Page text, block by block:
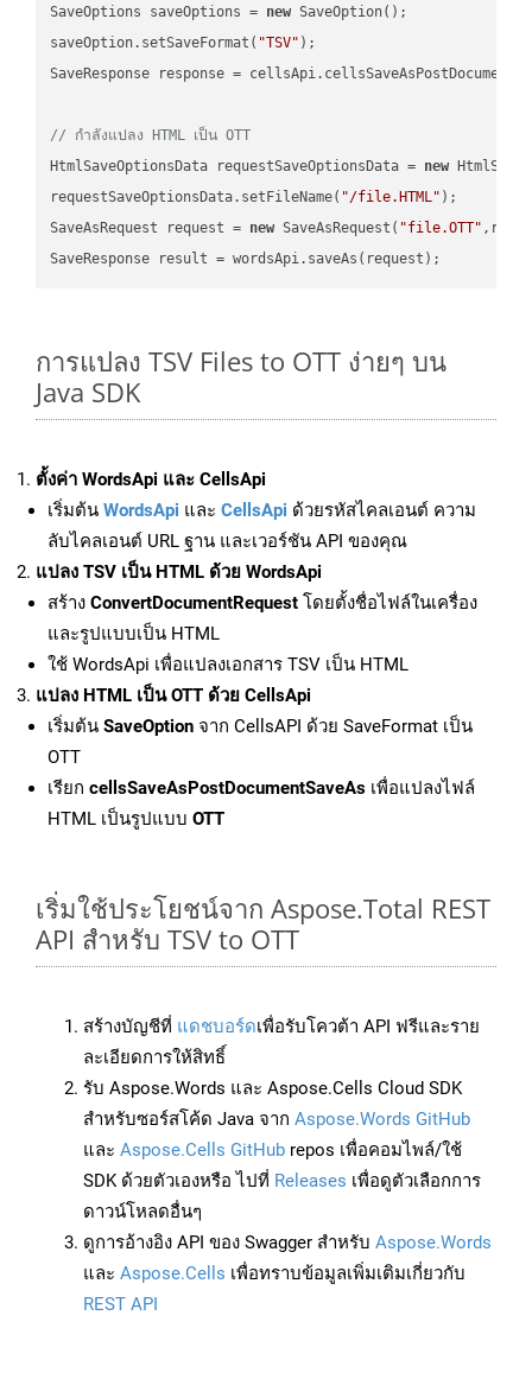
SaveOptions saveOptions = new SaveOption();
saveOption.setSaveFormat( "TSV" );
SaveResponse response =
// กำลังแปลง HTML เป็น OTT
HtmlSaveOptionsData requestSaveOptionsData = new
requestSaveOptionsData.setFileName( "/file.HTML" );
SaveAsRequest request = new SaveAsRequest( "file.OTT"
การแปลง TSV Files to OTT ง่ายๆ บน
Java SDK
ตั้งค่า WordsApi และ CellsApi
เริ่มต้น WordsApi และ CellsApi ด้วยรหัสไคลเอนต์ ความ
ลับไคลเอนต์ URL ฐาน และเวอร์ชัน API ของคุณ
แปลง TSV เป็น HTML ด้วย WordsApi
สร้าง ConvertDocumentRequest โดยตั้งชื่อไฟล์ในเครื่อง
และรูปแบบเป็น HTML
ใช้ WordsApi เพื่อแปลงเอกสาร TSV เป็น HTML
แปลง HTML เป็น OTT ด้วย CellsApi
เริ่มต้น SaveOption จาก CellsAPI ด้วย SaveFormat เป็น
OTT
เรียก cellsSaveAsPostDocumentSaveAs เพื่อแปลงไฟล์
HTML เป็นรูปแบบ OTT
เริ่มใช้ประโยชน์จาก Aspose.Total REST
API สำหรับ TSV to OTT
สร้างบัญชีที่ แดชบอร์ดเพื่อรับโควต้า API ฟรีและราย
ละเอียดการให้สิทธิ์
รับ Aspose.Words และ Aspose.Cells Cloud SDK
สำหรับซอร์สโค้ด Java จาก Aspose.Words GitHub
และ Aspose.Cells GitHub repos เพื่อคอมไพล์/ใช้
SDK ด้วยตัวเองหรือ ไปที่ Releases เพื่อดูตัวเลือกการ
ดาวน์โหลดอื่นๆ
ดูการอ้างอิง API ของ Swagger สำหรับ Aspose.Words
และ Aspose.Cells เพื่อทราบข้อมูลเพิ่มเติมเกี่ยวกับ
REST API